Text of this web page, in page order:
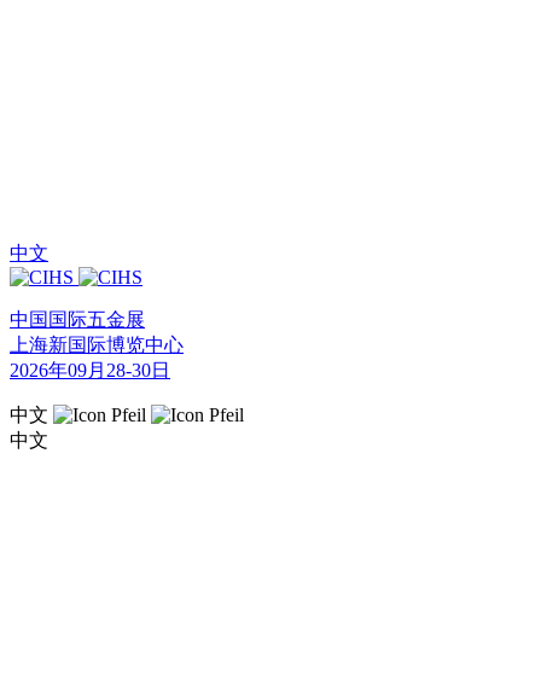
中文
中国国际五金展
上海新国际博览中心
2026年09月28-30日
中文
中文